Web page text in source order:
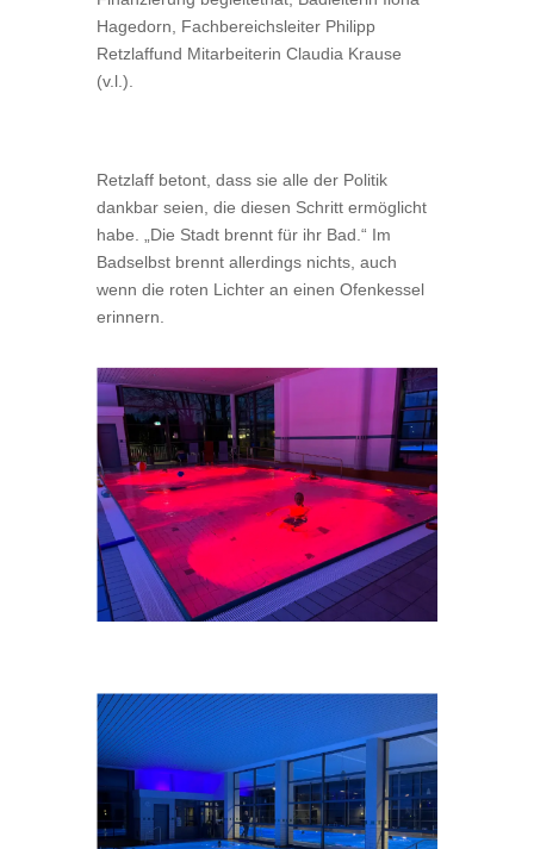
Hagedorn, Fachbereichsleiter Philipp
Retzlaffund Mitarbeiterin Claudia Krause
(v.l.).
Retzlaff betont, dass sie alle der Politik
dankbar seien, die diesen Schritt ermöglicht
habe. „Die Stadt brennt für ihr Bad.“ Im
Badselbst brennt allerdings nichts, auch
wenn die roten Lichter an einen Ofenkessel
erinnern.